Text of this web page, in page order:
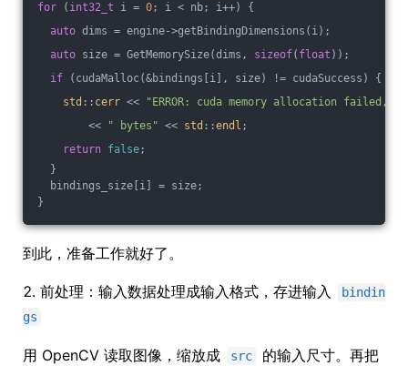
for ( int32_t i = 0; i < nb; i++) {
auto dims = engine->getBindingDimensions(i);
auto size = GetMemorySize(dims, sizeof( float ));
if (cudaMalloc(&bindings[i], size) != cudaSuccess) {
std :: cerr <<
"ERROR: cuda memory allocation failed,
<<
" bytes" << std ::endl ;
return false;
}
bindings_size[i] = size;
}
到此，准备工作就好了。
2. 前处理：输入数据处理成输入格式，存进输入
bindin
gs
用 OpenCV 读取图像，缩放成 src
的输入尺寸。再把